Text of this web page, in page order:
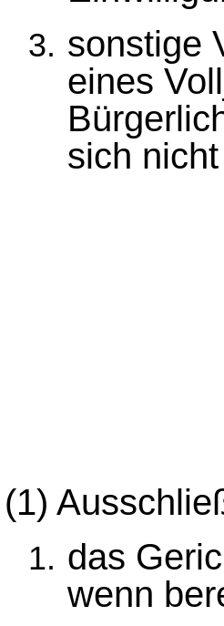
sonstige
eines
sich
(1)
das
wenn